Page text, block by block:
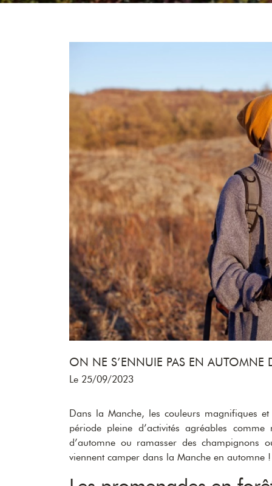
ON NE S’ENNUIE PAS EN AUTOMNE
Le 25/09/2023
Dans la Manche, les couleurs magnifiques
période pleine d’activités agréables
d’automne ou ramasser des champignons
viennent camper dans la Manche en automne !